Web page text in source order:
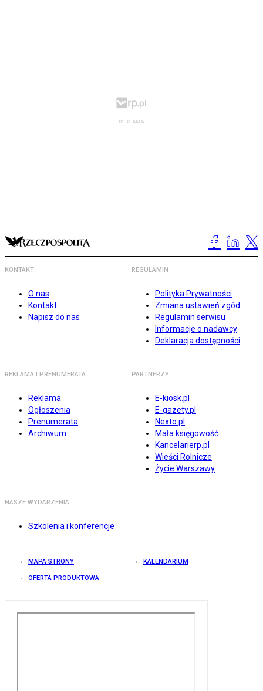
KONTAKT
O nas
Kontakt
Napisz do nas
REGULAMIN
Polityka Prywatności
Zmiana ustawień zgód
Regulamin serwisu
Informacje o nadawcy
Deklaracja dostępności
REKLAMA I PRENUMERATA
Reklama
Ogłoszenia
Prenumerata
Archiwum
PARTNERZY
E-kiosk.pl
E-gazety.pl
Nexto.pl
Mała księgowość
Kancelarierp.pl
Wieści Rolnicze
Życie Warszawy
NASZE WYDARZENIA
Szkolenia i konferencje
MAPA STRONY KALENDARIUM
OFERTA PRODUKTOWA